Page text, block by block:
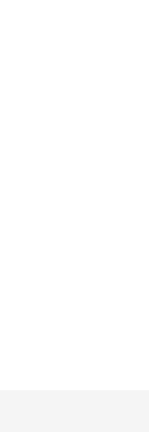
地时把控关键